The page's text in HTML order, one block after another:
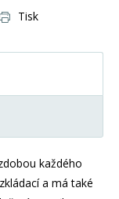
Tisk
každého
a má také